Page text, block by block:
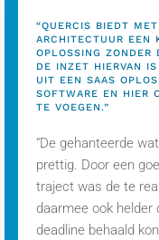
“QUERCIS BIEDT
ARCHITECTUUR EEN
OPLOSSING ZONDER
DE INZET HIERVAN
UIT EEN SAAS
SOFTWARE EN HIER
TE VOEGEN.”
“De gehanteerde
prettig. Door een
traject was de te
daarmee ook
deadline behaald